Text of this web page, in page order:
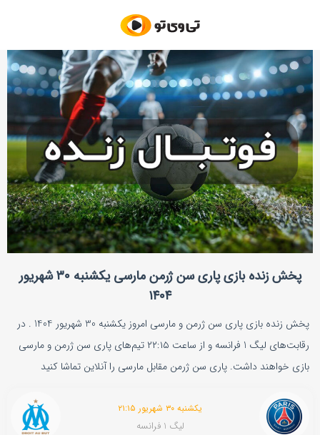
پخش زنده بازی پاری‌ سن‌ ژرمن مارسی یکشنبه ۳۰ شهریور
۱۴۰۴
پخش زنده بازی پاری‌ سن‌ ژرمن و مارسی امروز یکشنبه 30 شهریور 1404 . در
رقابت‌های لیگ 1 فرانسه و از ساعت ۲۲:۱۵ تیم‌های پاری‌ سن‌ ژرمن و مارسی
بازی خواهند داشت. پاری‌ سن‌ ژرمن مقابل مارسی را آنلاین تماشا کنید
یکشنبه ۳۰ شهریور ۲۱:۱۵
لیگ 1 فرانسه